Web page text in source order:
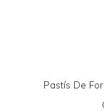
Pastís De